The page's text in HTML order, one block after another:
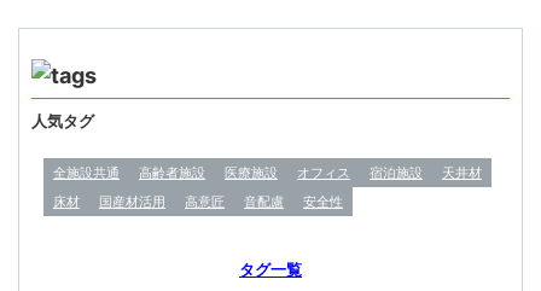
人気タグ
全施設共通 高齢者施設 医療施設 オフィス 宿泊施設
天井材
床材
国産材活用 高意匠 音配慮 安全性
タグ一覧